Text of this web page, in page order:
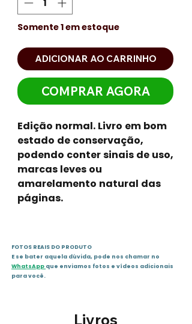
Somente 1 em estoque
ADICIONAR AO CARRINHO
COMPRAR AGORA
Edição normal. Livro em bom
estado de conservação,
podendo conter sinais de uso,
marcas leves ou
amarelamento natural das
páginas.
FOTOS REAIS DO PRODUTO
E se bater aquela dúvida, pode nos chamar no
WhatsApp que enviamos fotos e vídeos adicionais
para você.
Livros